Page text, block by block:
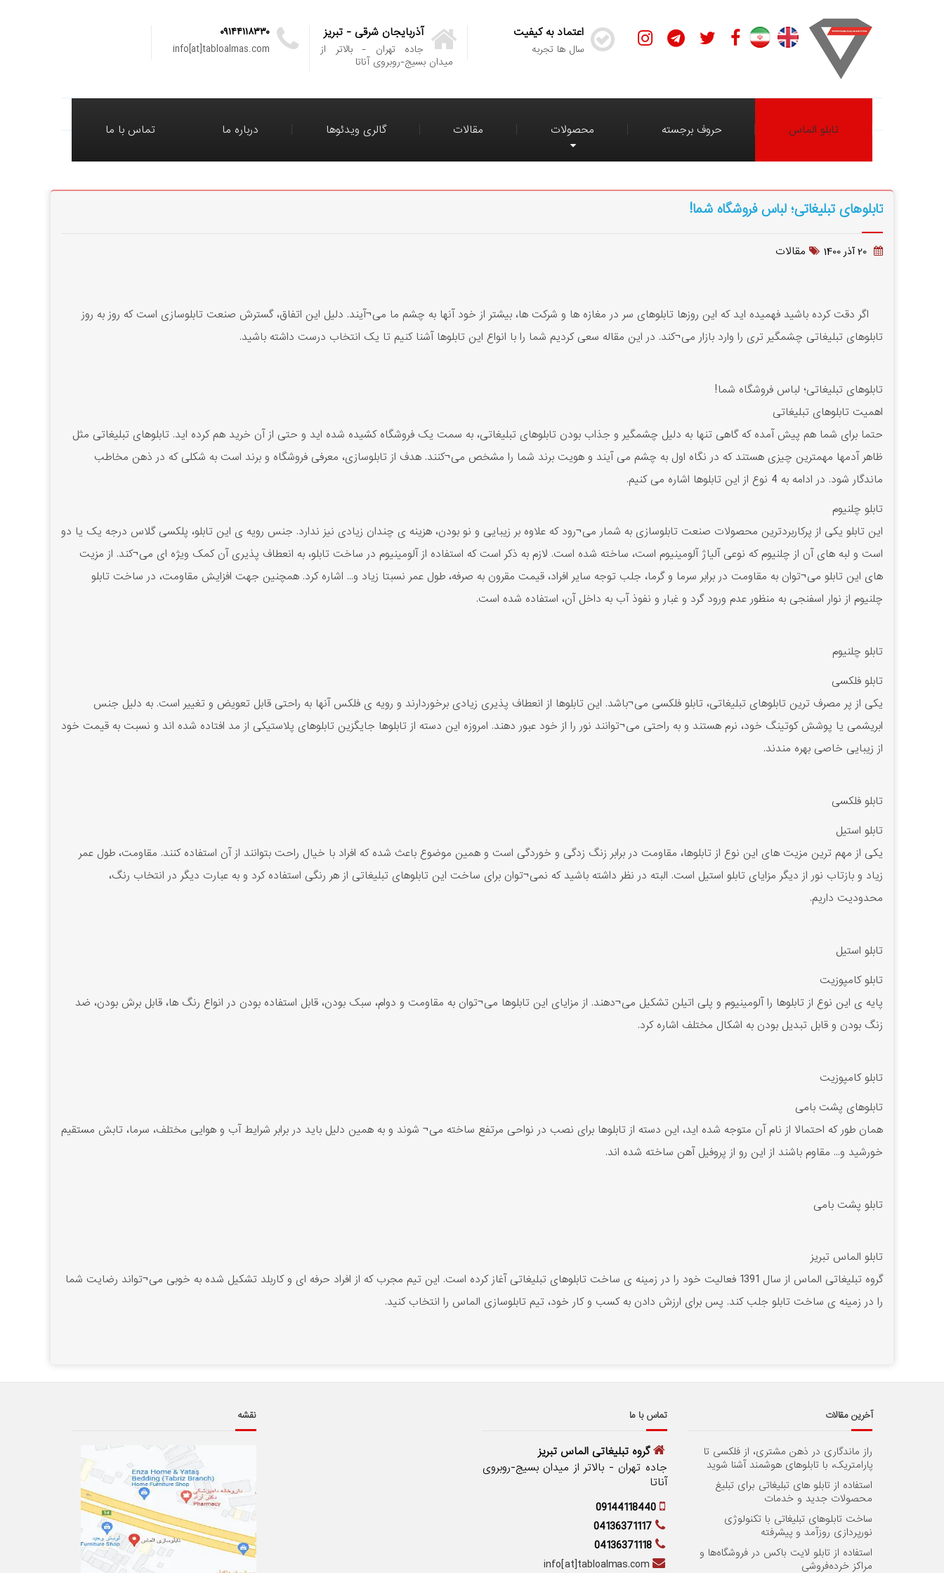
۰۹۱۴۴۱۱۸۳۳۰
info[at]tabloalmas.com
آذربایجان شرقی - تبریز
جاده تهران - بالاتر از
میدان بسیج-روبروی آناتا
اعتماد به کیفیت
سال ها تجربه
تابلو الماس حروف برجسته محصولات مقالات گالری ویدئوها درباره ما تماس با ما
تابلوهای تبلیغاتی؛ لباس فروشگاه شما!
20 آذر 1400 مقالات
اگر دقت کرده باشید فهمیده اید که این روزها تابلوهای سر در مغازه ها و شرکت ها، بیشتر از خود آنها به چشم ما می¬آیند. دلیل این اتفاق، گسترش صنعت تابلوسازی است که روز به روز
تابلوهای تبلیغاتی چشمگیر تری را وارد بازار می¬کند. در این مقاله سعی کردیم شما را با انواع این تابلوها آشنا کنیم تا یک انتخاب درست داشته باشید.
تابلوهای تبلیغاتی؛ لباس فروشگاه شما!
اهمیت تابلوهای تبلیغاتی
حتما برای شما هم پیش آمده که گاهی تنها به دلیل چشمگیر و جذاب بودن تابلوهای تبلیغاتی، به سمت یک فروشگاه کشیده شده اید و حتی از آن خرید هم کرده اید. تابلوهای تبلیغاتی مثل
ظاهر آدمها مهمترین چیزی هستند که در نگاه اول به چشم می آیند و هویت برند شما را مشخص می¬کنند. هدف از تابلوسازی، معرفی فروشگاه و برند است به شکلی که در ذهن مخاطب
ماندگار شود. در ادامه به 4 نوع از این تابلوها اشاره می کنیم.
تابلو چلنیوم
این تابلو یکی از پرکاربردترین محصولات صنعت تابلوسازی به شمار می¬رود که علاوه بر زیبایی و نو بودن، هزینه ی چندان زیادی نیز ندارد. جنس رویه ی این تابلو، پلکسی گلاس درجه یک یا دو
است و لبه های آن از چلنیوم که نوعی آلیاژ آلومینیوم است، ساخته شده است. لازم به ذکر است که استفاده از آلومینیوم در ساخت تابلو، به انعطاف پذیری آن کمک ویژه ای می¬کند. از مزیت
های این تابلو می¬توان به مقاومت در برابر سرما و گرما، جلب توجه سایر افراد، قیمت مقرون به صرفه، طول عمر نسبتا زیاد و... اشاره کرد. همچنین جهت افزایش مقاومت، در ساخت تابلو
چلنیوم از نوار اسفنجی به منظور عدم ورود گرد و غبار و نفوذ آب به داخل آن، استفاده شده است.
تابلو چلنیوم
تابلو فلکسی
یکی از پر مصرف ترین تابلوهای تبلیغاتی، تابلو فلکسی می¬باشد. این تابلوها از انعطاف پذیری زیادی برخوردارند و رویه ی فلکس آنها به راحتی قابل تعویض و تغییر است. به دلیل جنس
ابریشمی یا پوشش کوتینگ خود، نرم هستند و به راحتی می¬توانند نور را از خود عبور دهند. امروزه این دسته از تابلوها جایگزین تابلوهای پلاستیکی از مد افتاده شده اند و نسبت به قیمت خود
از زیبایی خاصی بهره مندند.
تابلو فلکسی
تابلو استیل
یکی از مهم ترین مزیت های این نوع از تابلوها، مقاومت در برابر زنگ زدگی و خوردگی است و همین موضوع باعث شده که افراد با خیال راحت بتوانند از آن استفاده کنند. مقاومت، طول عمر
زیاد و بازتاب نور از دیگر مزایای تابلو استیل است. البته در نظر داشته باشید که نمی¬توان برای ساخت این تابلوهای تبلیغاتی از هر رنگی استفاده کرد و به عبارت دیگر در انتخاب رنگ،
محدودیت داریم.
تابلو استیل
تابلو کامپوزیت
پایه ی این نوع از تابلوها را آلومینیوم و پلی اتیلن تشکیل می¬دهند. از مزایای این تابلوها می¬توان به مقاومت و دوام، سبک بودن، قابل استفاده بودن در انواع رنگ ها، قابل برش بودن، ضد
زنگ بودن و قابل تبدیل بودن به اشکال مختلف اشاره کرد.
تابلو کامپوزیت
تابلوهای پشت بامی
همان طور که احتمالا از نام آن متوجه شده اید، این دسته از تابلوها برای نصب در نواحی مرتفع ساخته می¬ شوند و به همین دلیل باید در برابر شرایط آب و هوایی مختلف، سرما، تابش مستقیم
خورشید و... مقاوم باشند از این رو از پروفیل آهن ساخته شده اند.
تابلو پشت بامی
تابلو الماس تبریز
گروه تبلیغاتی الماس از سال 1391 فعالیت خود را در زمینه ی ساخت تابلوهای تبلیغاتی آغاز کرده است. این تیم مجرب که از افراد حرفه ای و کاربلد تشکیل شده به خوبی می¬تواند رضایت شما
را در زمینه ی ساخت تابلو جلب کند. پس برای ارزش دادن به کسب و کار خود، تیم تابلوسازی الماس را انتخاب کنید.
نقشه تماس با ما
گروه تبلیغاتی الماس تبریز
جاده تهران - بالاتر از میدان بسیج-روبروی
آناتا
09144118440
04136371117
04136371118
info[at]tabloalmas.com
آخرین مقالات
راز ماندگاری در ذهن مشتری، از فلکسی تا
پارامتریک، با تابلوهای هوشمند آشنا شوید
استفاده از تابلو های تبلیغاتی برای تبلیغ
محصولات جدید و خدمات
ساخت تابلوهای تبلیغاتی با تکنولوژی
نورپردازی روزآمد و پیشرفته
استفاده از تابلو لایت باکس در فروشگاه‌ها و
مراکز خرده‌فروشی